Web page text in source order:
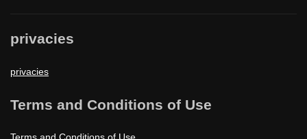
privacies
privacies
Terms and Conditions of Use